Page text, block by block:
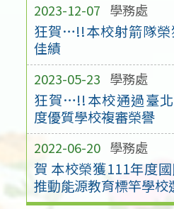
2023-12-07 學務處
狂賀…!!本校射箭隊榮
佳績
2023-05-23 學務處
狂賀…!!本校通過臺
度優質學校複審榮譽
2022-06-20 學務處
賀 本校榮獲111年度
推動能源教育標竿學校